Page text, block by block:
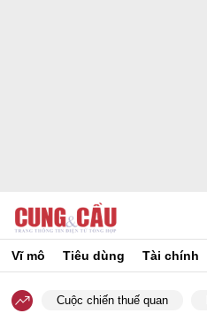
Vĩ mô Tiêu dùng Tài chính
Cuộc chiến thuế quan